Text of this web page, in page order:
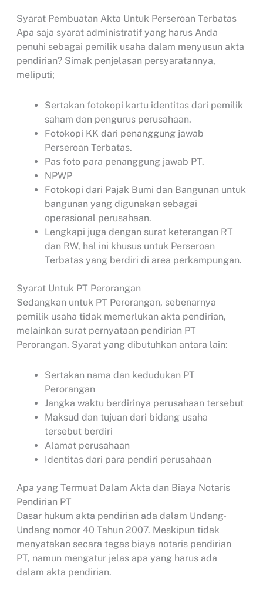
Syarat Pembuatan Akta Untuk Perseroan Terbatas
Apa saja syarat administratif yang harus Anda
penuhi sebagai pemilik usaha dalam menyusun akta
pendirian? Simak penjelasan persyaratannya,
meliputi;
Sertakan fotokopi kartu identitas dari pemilik
saham dan pengurus perusahaan.
Fotokopi KK dari penanggung jawab
Perseroan Terbatas.
Pas foto para penanggung jawab PT.
NPWP
Fotokopi dari Pajak Bumi dan Bangunan untuk
bangunan yang digunakan sebagai
operasional perusahaan.
Lengkapi juga dengan surat keterangan RT
dan RW, hal ini khusus untuk Perseroan
Terbatas yang berdiri di area perkampungan.
Syarat Untuk PT Perorangan
Sedangkan untuk PT Perorangan, sebenarnya
pemilik usaha tidak memerlukan akta pendirian,
melainkan surat pernyataan pendirian PT
Perorangan. Syarat yang dibutuhkan antara lain:
Sertakan nama dan kedudukan PT
Perorangan
Jangka waktu berdirinya perusahaan tersebut
Maksud dan tujuan dari bidang usaha
tersebut berdiri
Alamat perusahaan
Identitas dari para pendiri perusahaan
Apa yang Termuat Dalam Akta dan Biaya Notaris
Pendirian PT
Dasar hukum akta pendirian ada dalam Undang-
Undang nomor 40 Tahun 2007. Meskipun tidak
menyatakan secara tegas biaya notaris pendirian
PT, namun mengatur jelas apa yang harus ada
dalam akta pendirian.